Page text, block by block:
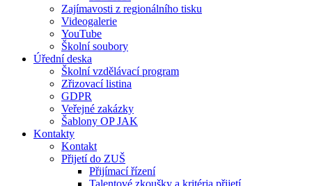
Zajímavosti z regionálního tisku
Videogalerie
YouTube
Školní soubory
Úřední deska
Školní vzdělávací program
Zřizovací listina
GDPR
Veřejné zakázky
Šablony OP JAK
Kontakty
Kontakt
Přijetí do ZUŠ
Přijímací řízení
Talentové zkoušky a kritéria přijetí